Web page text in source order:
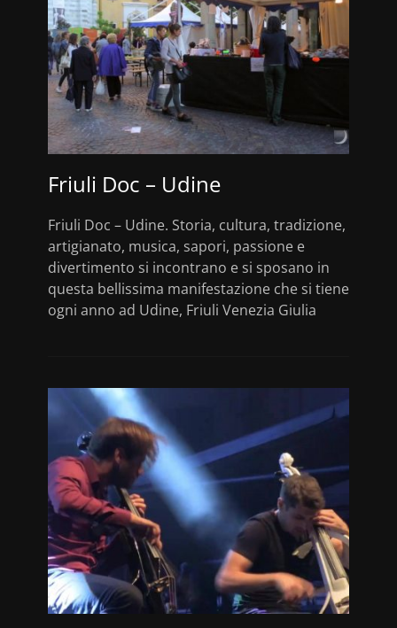
Friuli Doc – Udine
Friuli Doc – Udine. Storia, cultura, tradizione,
artigianato, musica, sapori, passione e
divertimento si incontrano e si sposano in
questa bellissima manifestazione che si tiene
ogni anno ad Udine, Friuli Venezia Giulia